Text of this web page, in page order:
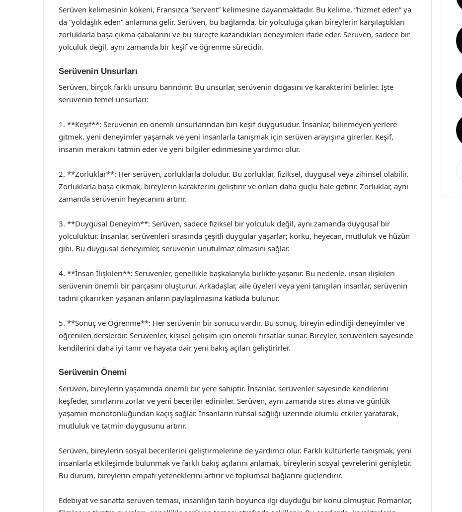
Serüven kelimesinin kökeni, Fransızca “servent” kelimesine dayanmaktadır. Bu kelime, “hizmet eden” ya
da “yoldaşlık eden” anlamına gelir. Serüven, bu bağlamda, bir yolculuğa çıkan bireylerin karşılaştıkları
zorluklarla başa çıkma çabalarını ve bu süreçte kazandıkları deneyimleri ifade eder. Serüven, sadece bir
yolculuk değil, aynı zamanda bir keşif ve öğrenme sürecidir.
Serüvenin Unsurları
Serüven, birçok farklı unsuru barındırır. Bu unsurlar, serüvenin doğasını ve karakterini belirler. İşte
serüvenin temel unsurları:
1. **Keşif**: Serüvenin en önemli unsurlarından biri keşif duygusudur. İnsanlar, bilinmeyen yerlere
gitmek, yeni deneyimler yaşamak ve yeni insanlarla tanışmak için serüven arayışına girerler. Keşif,
insanın merakını tatmin eder ve yeni bilgiler edinmesine yardımcı olur.
2. **Zorluklar**: Her serüven, zorluklarla doludur. Bu zorluklar, fiziksel, duygusal veya zihinsel olabilir.
Zorluklarla başa çıkmak, bireylerin karakterini geliştirir ve onları daha güçlü hale getirir. Zorluklar, aynı
zamanda serüvenin heyecanını artırır.
3. **Duygusal Deneyim**: Serüven, sadece fiziksel bir yolculuk değil, aynı zamanda duygusal bir
yolculuktur. İnsanlar, serüvenleri sırasında çeşitli duygular yaşarlar; korku, heyecan, mutluluk ve hüzün
gibi. Bu duygusal deneyimler, serüvenin unutulmaz olmasını sağlar.
4. **İnsan İlişkileri**: Serüvenler, genellikle başkalarıyla birlikte yaşanır. Bu nedenle, insan ilişkileri
serüvenin önemli bir parçasını oluşturur. Arkadaşlar, aile üyeleri veya yeni tanışılan insanlar, serüvenin
tadını çıkarırken yaşanan anların paylaşılmasına katkıda bulunur.
5. **Sonuç ve Öğrenme**: Her serüvenin bir sonucu vardır. Bu sonuç, bireyin edindiği deneyimler ve
öğrenilen derslerdir. Serüvenler, kişisel gelişim için önemli fırsatlar sunar. Bireyler, serüvenleri sayesinde
kendilerini daha iyi tanır ve hayata dair yeni bakış açıları geliştirirler.
Serüvenin Önemi
Serüven, bireylerin yaşamında önemli bir yere sahiptir. İnsanlar, serüvenler sayesinde kendilerini
keşfeder, sınırlarını zorlar ve yeni beceriler edinirler. Serüven, aynı zamanda stres atma ve günlük
yaşamın monotonluğundan kaçış sağlar. İnsanların ruhsal sağlığı üzerinde olumlu etkiler yaratarak,
mutluluk ve tatmin duygusunu artırır.
Serüven, bireylerin sosyal becerilerini geliştirmelerine de yardımcı olur. Farklı kültürlerle tanışmak, yeni
insanlarla etkileşimde bulunmak ve farklı bakış açılarını anlamak, bireylerin sosyal çevrelerini genişletir.
Bu durum, bireylerin empati yeteneklerini artırır ve toplumsal bağlarını güçlendirir.
Edebiyat ve sanatta serüven teması, insanlığın tarih boyunca ilgi duyduğu bir konu olmuştur. Romanlar,